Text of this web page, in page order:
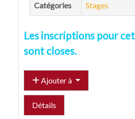
Catégories Stages
Les inscriptions pour
sont closes.
Ajouter à
Détails